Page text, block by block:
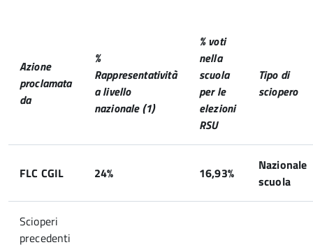
Azione
proclamata
da
%
Rappresentatività
a livello
nazionale (1)
% voti
nella
scuola
per le
elezioni
RSU
Tipo di
sciopero
FLC CGIL 24% 16,93%
Nazionale
scuola
Scioperi
precedenti